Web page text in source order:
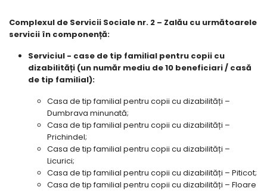
Complexul de Servicii Sociale nr. 2 – Zalău cu următoarele
servicii în componență:
Serviciul - case de tip familial pentru copii cu
dizabilități (un număr mediu de 10 beneficiari / casă
de tip familial):
Casa de tip familial pentru copii cu dizabilități –
Dumbrava minunată;
Casa de tip familial pentru copii cu dizabilități –
Prichindel;
Casa de tip familial pentru copii cu dizabilități –
Licurici;
Casa de tip familial pentru copii cu dizabilități – Piticot;
Casa de tip familial pentru copii cu dizabilități – Floare